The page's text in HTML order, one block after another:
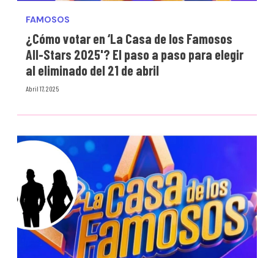
FAMOSOS
¿Cómo votar en ‘La Casa de los Famosos
All-Stars 2025'? El paso a paso para elegir
al eliminado del 21 de abril
Abril 17, 2025